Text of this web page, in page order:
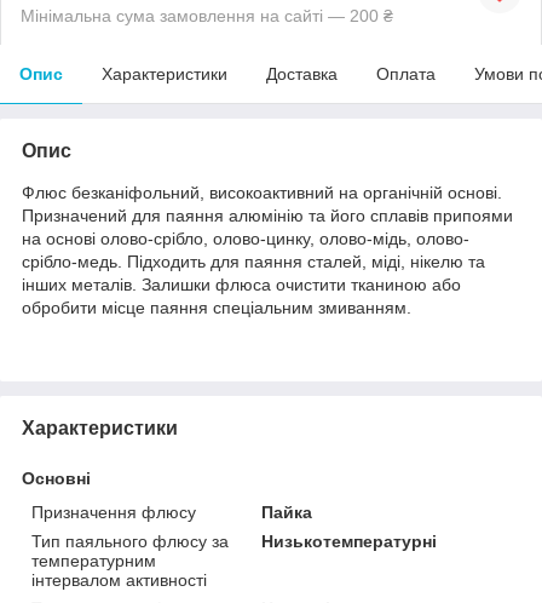
Мінімальна сума замовлення на сайті — 200 ₴
Опис Характеристики Доставка Оплата Умови
Опис
Флюс безканіфольний, високоактивний на органічній основі.
Призначений для паяння алюмінію та його сплавів припоями
на основі олово-срібло, олово-цинку, олово-мідь, олово-
срібло-медь. Підходить для паяння сталей, міді, нікелю та
інших металів. Залишки флюса очистити тканиною або
обробити місце паяння спеціальним змиванням.
Характеристики
Основні
Призначення флюсу
Пайка
Тип паяльного флюсу за
температурним
інтервалом активності
Низькотемпературні